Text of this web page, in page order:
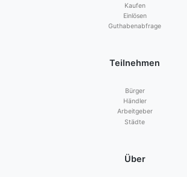
Kaufen
Einlösen
Guthabenabfrage
Teilnehmen
Bürger
Händler
Arbeitgeber
Städte
Über